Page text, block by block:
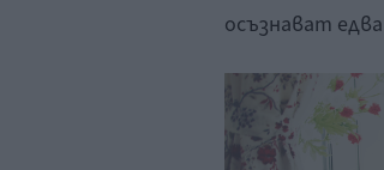
осъзнават